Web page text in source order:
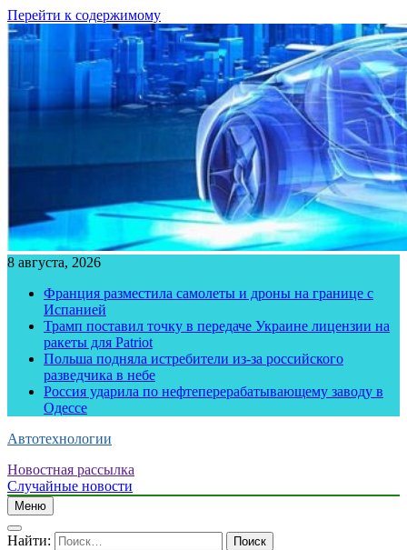
Перейти к содержимому
8 августа, 2026
Франция разместила самолеты и дроны на границе с
Испанией
Трамп поставил точку в передаче Украине лицензии на
ракеты для Patriot
Польша подняла истребители из-за российского
разведчика в небе
Россия ударила по нефтеперерабатывающему заводу в
Одессе
Автотехнологии
Новостная рассылка
Случайные новости
Меню
Найти: